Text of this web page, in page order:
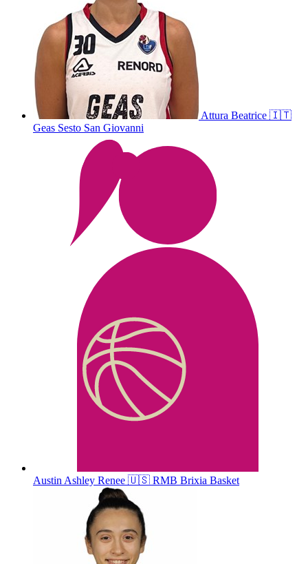
Attura Beatrice 🇮🇹
Geas Sesto San Giovanni
AustinAshley Renee 🇺🇸 RMB Brixia Basket